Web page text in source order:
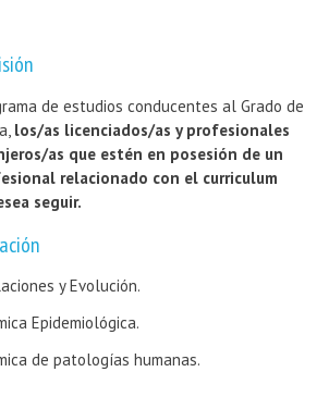
de estudios conducentes al Grado de
los/as licenciados/as y profesionales
as que estén en posesión de un
relacionado con el curriculum
seguir.
y Evolución.
Epidemiológica.
de patologías humanas.